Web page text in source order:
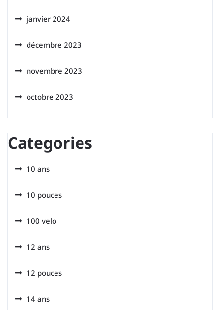
janvier 2024
décembre 2023
novembre 2023
octobre 2023
Categories
10 ans
10 pouces
100 velo
12 ans
12 pouces
14 ans